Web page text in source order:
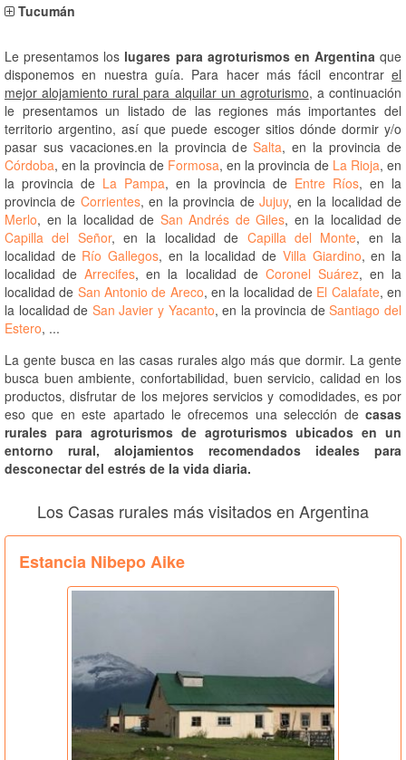
Tucumán
Le presentamos los lugares para agroturismos en Argentina que
disponemos en nuestra guía. Para hacer más fácil encontrar el
mejor alojamiento rural para alquilar un agroturismo, a continuación
le presentamos un listado de las regiones más importantes del
territorio argentino, así que puede escoger sitios dónde dormir y/o
pasar sus vacaciones.en la provincia deSalta, en la provincia de
Córdoba, en la provincia de Formosa, en la provincia de La Rioja, en
la provincia de La Pampa, en la provincia de Entre Ríos, en la
provincia de Corrientes, en la provincia deJujuy, en la localidad de
Merlo, en la localidad de San Andrés de Giles, en la localidad de
Capilla del Señor, en la localidad de Capilla del Monte, en la
localidad de Río Gallegos, en la localidad de Villa Giardino, en la
localidad deArrecifes, en la localidad de Coronel Suárez, en la
localidad de San Antonio de Areco, en la localidad de El Calafate, en
la localidad de San Javier y Yacanto, en la provincia deSantiago del
Estero, ...
La gente busca en las casas rurales algo más que dormir. La gente
busca buen ambiente, confortabilidad, buen servicio, calidad en los
productos, disfrutar de los mejores servicios y comodidades, es por
eso que en este apartado le ofrecemos una selección de casas
rurales para agroturismos de agroturismos ubicados en un
entorno rural, alojamientos recomendados ideales para
desconectar del estrés de la vida diaria.
Los Casas rurales más visitados en Argentina
Estancia Nibepo Aike